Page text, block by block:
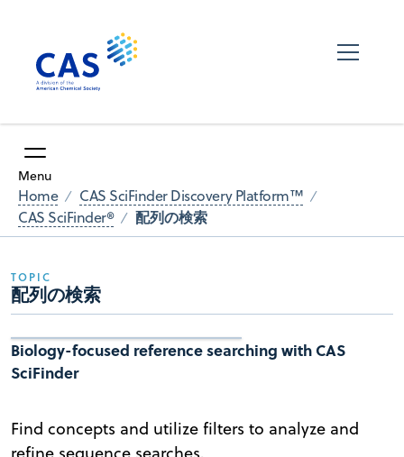
Menu
Home
CAS SciFinder Discovery Platform™
CAS SciFinder®
配列の検索
TOPIC
配列の検索
Biology-focused reference searching with CAS
SciFinder
Find concepts and utilize filters to analyze and